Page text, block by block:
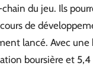
du jeu. Ils
de
lancé. Avec
boursière et